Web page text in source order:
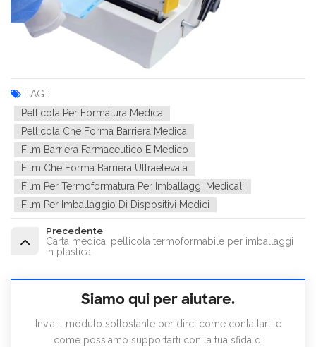
TAG :
Pellicola Per Formatura Medica
Pellicola Che Forma Barriera Medica
Film Barriera Farmaceutico E Medico
Film Che Forma Barriera Ultraelevata
Film Per Termoformatura Per Imballaggi Medicali
Film Per Imballaggio Di Dispositivi Medici
Precedente
Carta medica, pellicola termoformabile per imballaggi
in plastica
Siamo qui per aiutare.
Invia il modulo sottostante per dirci come contattarti e
come possiamo supportarti con la tua sfida di